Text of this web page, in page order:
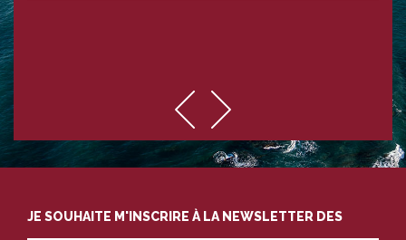
JE SOUHAITE M'INSCRIRE À LA NEWSLETTER DES